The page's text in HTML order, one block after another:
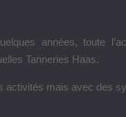
années, toute
Tanneries Haas.
activités mais avec des